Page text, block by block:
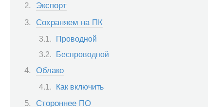
Экспорт
Сохраняем на ПК
Проводной
Беспроводной
Облако
Как включить
Стороннее ПО